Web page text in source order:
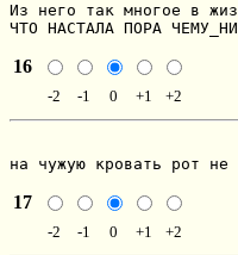
Из него так многое в
ЧТО НАСТАЛА ПОРА
16
-2 -1 0 +1 +2
на чужую кровать рот не
17
-2 -1 0 +1 +2